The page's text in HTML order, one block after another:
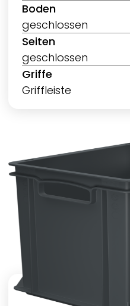
Boden
geschlossen
Seiten
geschlossen
Griffe
Griffleiste